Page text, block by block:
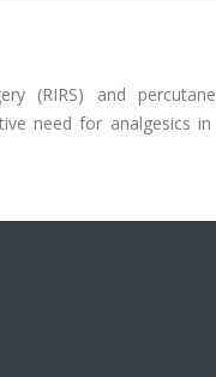
(RIRS) and
need for analgesics